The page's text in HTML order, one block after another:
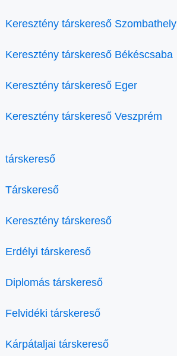
Keresztény társkereső Szombathely
Keresztény társkereső Békéscsaba
Keresztény társkereső Eger
Keresztény társkereső Veszprém
társkereső
Társkereső
Keresztény társkereső
Erdélyi társkereső
Diplomás társkereső
Felvidéki társkereső
Kárpátaljai társkereső